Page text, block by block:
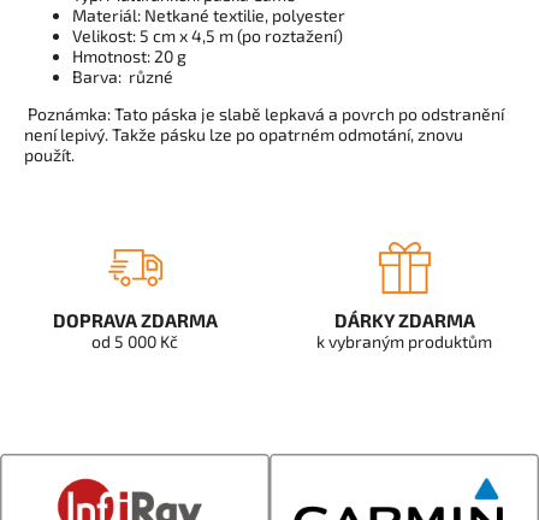
Materiál: Netkané textilie, polyester
Velikost: 5 cm x 4,5 m (po roztažení)
Hmotnost: 20 g
Barva: různé
Poznámka: Tato páska je slabě lepkavá a povrch po odstranění
není lepivý. Takže pásku lze po opatrném odmotání, znovu
použít.
DOPRAVA ZDARMA
od 5 000 Kč
DÁRKY ZDARMA
k vybraným produktům